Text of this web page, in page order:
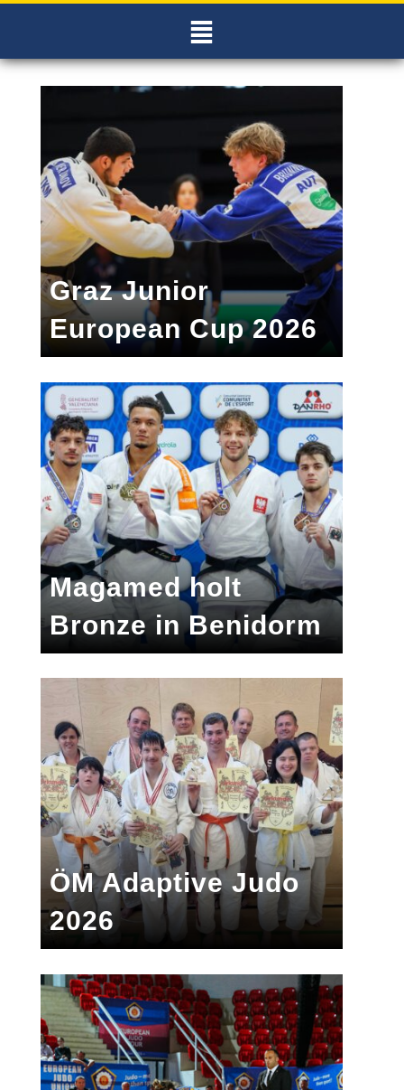
Graz Junior
European Cup 2026
Magamed holt
Bronze in Benidorm
ÖM Adaptive Judo
2026